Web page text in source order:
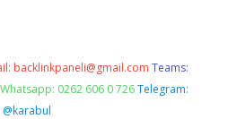
backlinkpaneli@gmail.com Teams:
Whatsapp: 0262 606 0 726 Telegram:
@karabul